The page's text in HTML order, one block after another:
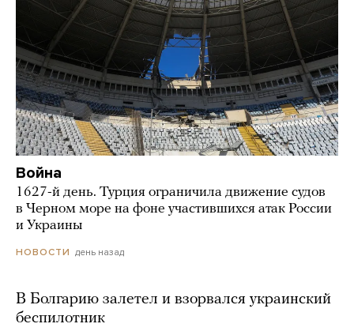
Война
1627-й день. Турция ограничила движение судов
в Черном море на фоне участившихся атак России
и Украины
НОВОСТИ день назад
В Болгарию залетел и взорвался украинский
беспилотник